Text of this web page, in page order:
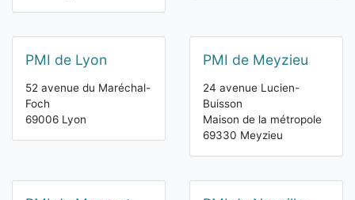
PMI de Lyon
52 avenue du Maréchal-
Foch
69006 Lyon
PMI de Meyzieu
24 avenue Lucien-
Buisson
Maison de la métropole
69330 Meyzieu